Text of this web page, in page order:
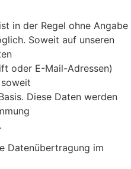
in der Regel ohne Angabe
Soweit auf unseren
oder E-Mail-Adressen)
Diese Daten werden
Datenübertragung im